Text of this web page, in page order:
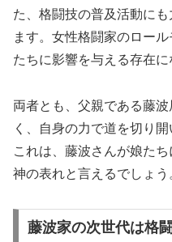
た、格闘技の普及活動に
ます。女性格闘家のロー
たちに影響を与える存在に
両者とも、父親である藤
く、自身の力で道を切り
これは、藤波さんが娘た
神の表れと言えるでしょう
藤波家の次世代は格